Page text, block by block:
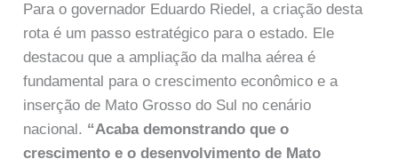
Para o governador Eduardo Riedel, a criação desta
rota é um passo estratégico para o estado. Ele
destacou que a ampliação da malha aérea é
fundamental para o crescimento econômico e a
inserção de Mato Grosso do Sul no cenário
nacional. “Acaba demonstrando que o
crescimento e o desenvolvimento de Mato